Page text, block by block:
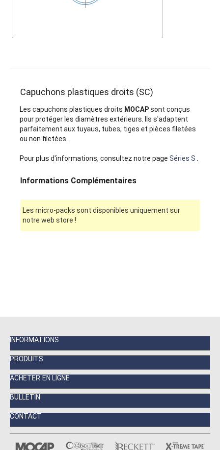
Capuchons plastiques droits (SC)
Les capuchons plastiques droits MOCAPsont conçus
pour protéger les diamètres extérieurs. Ils s'adaptent
parfaitement aux tuyaus, tubes, tiges et pièces filetées
ou non filetées.
Pour plus d'informations, consultez notre pageSéries S
Informations Complémentaires
Les micro-packs sont disponibles uniquement sur
notre web store !
INFORMATIONS
PRODUITS
ACHETER EN LIGNE
BULLETIN
CONTACT